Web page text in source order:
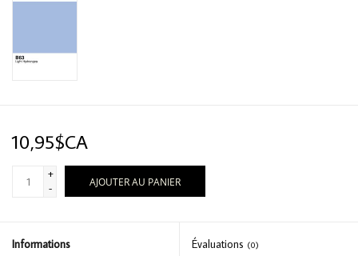
10,95$CA
+
-
AJOUTER AU PANIER
Informations Évaluations (0)